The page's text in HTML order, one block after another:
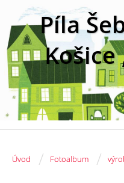
Píla
Košice
Úvod / Fotoalbum /